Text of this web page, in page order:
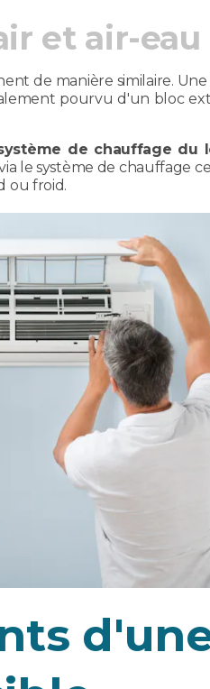
et air-eau
de manière similaire. Une
pourvu d'un bloc
de chauffage du
le système de chauffage
ou froid.